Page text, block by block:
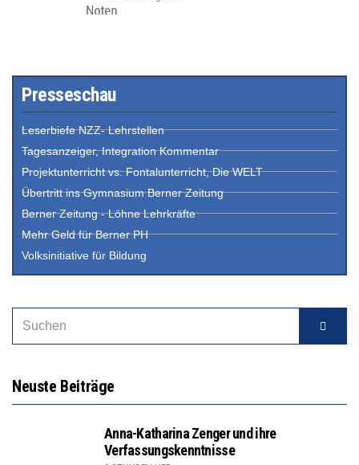
Presseschau
Leserbiefe NZZ- Lehrstellen
Tagesanzeiger, Integration Kommentar
Projektunterricht vs. Fontalunterricht, Die WELT
Übertritt ins Gymnasium Berner Zeitung
Berner Zeitung - Löhne Lehrkräfte
Mehr Geld für Berner PH
Volksinitiative für Bildung
Neuste Beiträge
Anna-Katharina Zenger und ihre
Verfassungskenntnisse